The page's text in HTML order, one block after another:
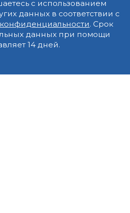
с использованием
данных в соответствии с
. Срок
данных при помощи
14 дней.